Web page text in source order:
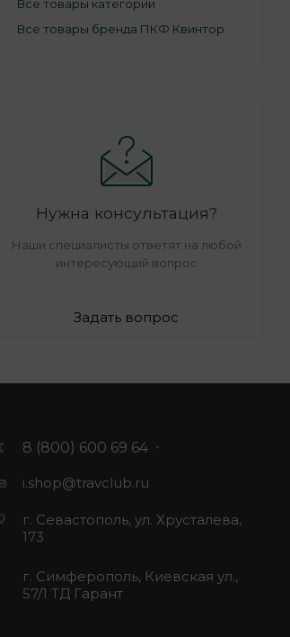
Все товары категории
Все товары бренда ПКФ Квинтор
Нужна консультация?
Наши специалисты ответят на любой
интересующий вопрос
Задать вопрос
8 (800) 600 69 64
i.shop@travclub.ru
г. Севастополь, ул. Хрусталева,
173
г. Симферополь, Киевская ул.,
57/1 ТД Гарант